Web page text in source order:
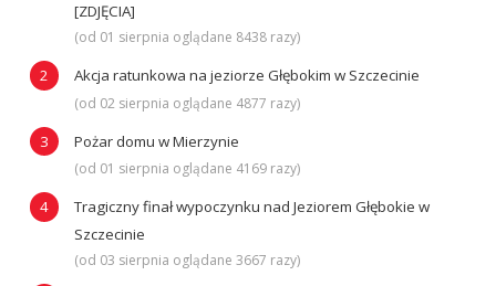
[ZDJĘCIA]
(od 01 sierpnia oglądane 8438 razy)
Akcja ratunkowa na jeziorze Głębokim w Szczecinie
(od 02 sierpnia oglądane 4877 razy)
Pożar domu w Mierzynie
(od 01 sierpnia oglądane 4169 razy)
Tragiczny finał wypoczynku nad Jeziorem Głębokie w
Szczecinie
(od 03 sierpnia oglądane 3667 razy)